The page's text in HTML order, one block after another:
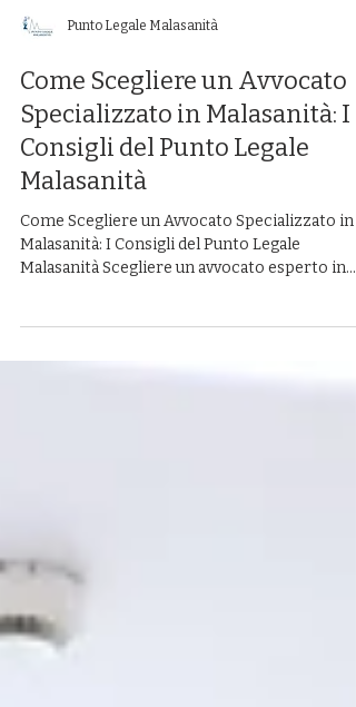
Punto Legale Malasanità
Come Scegliere un Avvocato
Consigli del Punto Legale
Malasanità
Malasanità: I Consigli del Punto Legale
Malasanità Scegliere un avvocato esperto in...